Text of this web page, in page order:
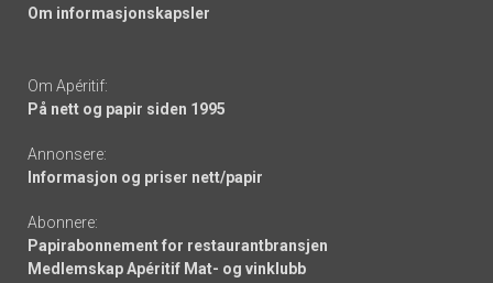
Om informasjonskapsler
Om Apéritif:
På nett og papir siden 1995
Annonsere:
Informasjon og priser nett/papir
Abonnere:
Papirabonnement for restaurantbransjen
Medlemskap Apéritif Mat- og vinklubb